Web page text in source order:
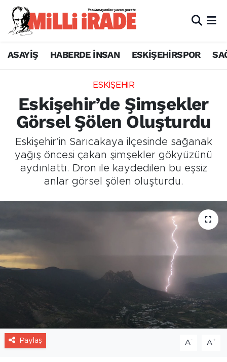
ASAYİŞ HABERDE İNSAN ESKİŞEHİRSPOR
ESKİŞEHİR
Eskişehir’de Şimşekler
Görsel Şölen Oluşturdu
Eskişehir’in Sarıcakaya ilçesinde sağanak
yağış öncesi çakan şimşekler gökyüzünü
aydınlattı. Dron ile kaydedilen bu eşsiz
anlar görsel şölen oluşturdu.
Paylaş A- A+